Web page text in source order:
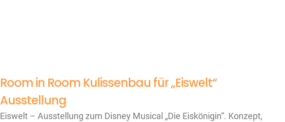
Room in Room Kulissenbau für „Eiswelt“
Ausstellung
Eiswelt – Ausstellung zum Disney Musical „Die Eiskönigin“. Konzept,